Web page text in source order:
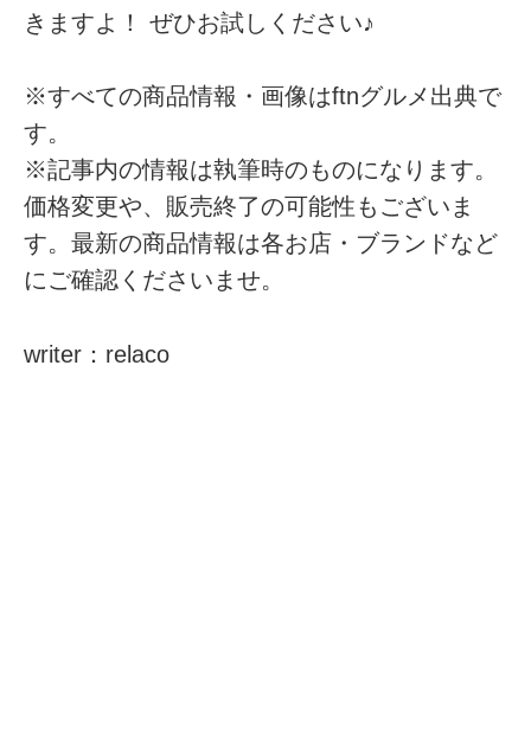
きますよ！ ぜひお試しください♪
※すべての商品情報・画像はftnグルメ出典で
す。
※記事内の情報は執筆時のものになります。
価格変更や、販売終了の可能性もございま
す。最新の商品情報は各お店・ブランドなど
にご確認くださいませ。
writer：relaco